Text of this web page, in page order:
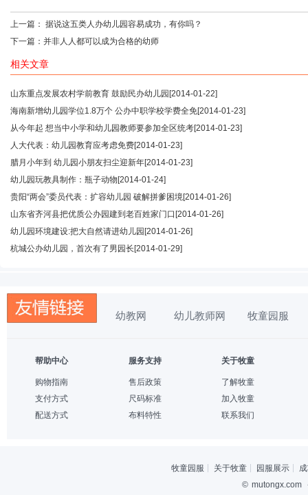
上一篇： 据说这五类人办幼儿园容易成功，有你吗？
下一篇： 并非人人都可以成为合格的幼师
相关文章
山东重点发展农村学前教育 鼓励民办幼儿园 [2014-01-22]
海南新增幼儿园学位1.8万个 公办中职学校学费全免[2014-01-23]
从今年起 想当中小学和幼儿园教师要参加全区统考[2014-01-23]
人大代表：幼儿园教育应考虑免费[2014-01-23]
腊月小年到 幼儿园小朋友扫尘迎新年[2014-01-23]
幼儿园玩教具制作：瓶子动物 [2014-01-24]
贵阳“两会”委员代表：扩容幼儿园 破解拼爹困境[2014-01-26]
山东省齐河县把优质公办园建到老百姓家门口 [2014-01-26]
幼儿园环境建设:把大自然请进幼儿园 [2014-01-26]
杭城公办幼儿园，首次有了男园长 [2014-01-29]
幼教网 幼儿教师网 牧童园服
帮助中心
购物指南
支付方式
配送方式
服务支持
售后政策
尺码标准
布料特性
关于牧童
了解牧童
加入牧童
联系我们
牧童园服 关于牧童 园服展示
© mutongx.com